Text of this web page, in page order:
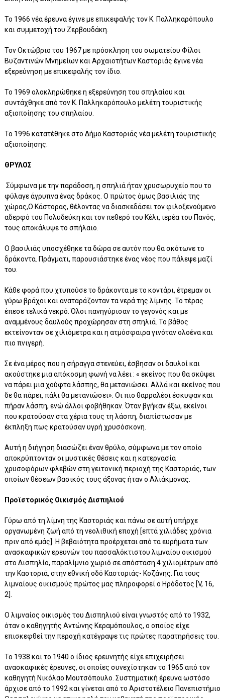
Το 1966 νέα έρευνα έγινε με επικεφαλής τον Κ. Παλληκαρόπουλο
και συμμετοχή του Ζερβουδάκη.
Τον Οκτώβριο του 1967 με πρόσκληση του σωματείου Φίλοι
Βυζαντινών Μνημείων και Αρχαιοτήτων Καστοριάς έγινε νέα
εξερεύνηση με επικεφαλής τον ίδιο.
Το 1969 ολοκληρώθηκε η εξερεύνηση του σπηλαίου και
συντάχθηκε από τον Κ. Παλληκαρόπουλο μελέτη τουριστικής
αξιοποίησης του σπηλαίου.
Το 1996 κατατέθηκε στο Δήμο Καστοριάς νέα μελέτη τουριστικής
αξιοποίησης.
ΘΡΥΛΟΣ
Σύμφωνα με την παράδοση, η σπηλιά ήταν χρυσωρυχείο που το
φύλαγε άγρυπνα ένας δράκος. Ο πρώτος όμως βασιλιάς της
χώρας,Ο Κάστορας, θέλοντας να διασκεδάσει τον φιλοξενούμενο
αδερφό του Πολυδεύκη και τον πεθερό του Κέλι, ιερέα του Πανός,
τους αποκάλυψε το σπήλαιο.
Ο βασιλιάς υποσχέθηκε τα δώρα σε αυτόν που θα σκότωνε το
δράκοντα. Πράγματι, παρουσιάστηκε ένας νέος που πάλεψε μαζί
του.
Κάθε φορά που χτυπούσε το δράκοντα με το κοντάρι, έτρεμαν οι
γύρω βράχοι και αναταράζονταν τα νερά της λίμνης. Το τέρας
έπεσε τελικά νεκρό. Όλοι πανηγύρισαν το γεγονός και με
αναμμένους δαυλούς προχώρησαν στη σπηλιά. Το βάθος
εκτείνονταν σε χιλιόμετρα και η ατμόσφαιρα γινόταν ολοένα και
πιο πνιγερή.
Σε ένα μέρος που η σήραγγα στενεύει, έσβησαν οι δαυλοί και
ακούστηκε μια απόκοσμη φωνή να λέει : « εκείνος που θα σκύψει
να πάρει μια χούφτα λάσπης, θα μετανιώσει. Αλλά και εκείνος που
δε θα πάρει, πάλι θα μετανιώσει». Οι πιο θαρραλέοι έσκυψαν και
πήραν λάσπη, ενώ άλλοι φοβήθηκαν. Όταν βγήκαν έξω, εκείνοι
που κρατούσαν στα χέρια τους τη λάσπη, διαπίστωσαν με
έκπληξη πως κρατούσαν υγρή χρυσόσκονη.
Αυτή η διήγηση διασώζει έναν θρύλο, σύμφωνα με τον οποίο
αποκρύπτονταν οι μυστικές θέσεις και η κατεργασία
χρυσοφόρων φλεβών στη γειτονική περιοχή της Καστοριάς, των
οποίων θέσεων βασικός τους άξονας ήταν ο Αλιάκμονας.
Προϊστορικός Οικισμός Δισπηλιού
Γύρω από τη λίμνη της Καστοριάς και πάνω σε αυτή υπήρχε
οργανωμένη ζωή από τη νεολιθική εποχή [επτά χιλιάδες χρόνια
πριν από εμάς]. Η βεβαιότητα προέρχεται από τα ευρήματα των
ανασκαφικών ερευνών του πασσαλόκτιστου λιμναίου οικισμού
στο Δισπηλίο, παραλίμνιο χωριό σε απόσταση 4 χιλιομέτρων από
την Καστοριά, στην εθνική οδό Καστοριάς- Κοζάνης. Για τους
λιμναίους οικισμούς πρώτος μας πληροφορεί ο Ηρόδοτος [V, 16,
2].
Ο λιμναίος οικισμός του Δισπηλιού είναι γνωστός από το 1932,
όταν ο καθηγητής Αντώνης Κεραμόπουλος, ο οποίος είχε
επισκεφθεί την περοχή κατέγραψε τις πρώτες παρατηρήσεις του.
Το 1938 και το 1940 ο ίδιος ερευνητής είχε επιχειρήσει
ανασκαφικές έρευνες, οι οποίες συνεχίστηκαν το 1965 από τον
καθηγητή Νικόλαο Μουτσόπουλο. Συστηματική έρευνα ωστόσο
άρχισε από το 1992 και γίνεται από το Αριστοτέλειο Πανεπιστήμιο